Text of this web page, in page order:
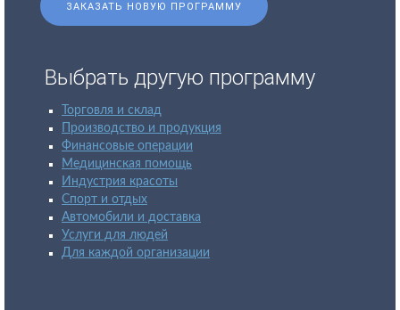
ЗАКАЗАТЬ НОВУЮ ПРОГРАММУ
Выбрать другую программу
Торговля и склад
Производство и продукция
Финансовые операции
Медицинская помощь
Индустрия красоты
Спорт и отдых
Автомобили и доставка
Услуги для людей
Для каждой организации